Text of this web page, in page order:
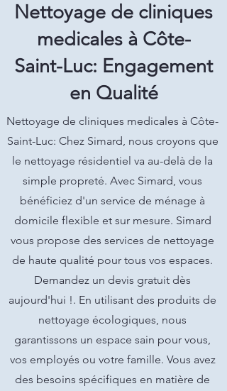
Nettoyage de cliniques
medicales à Côte-
Saint-Luc: Engagement
en Qualité
Nettoyage de cliniques medicales à Côte-
Saint-Luc: Chez Simard, nous croyons que
le nettoyage résidentiel va au-delà de la
simple propreté. Avec Simard, vous
bénéficiez d'un service de ménage à
domicile flexible et sur mesure. Simard
vous propose des services de nettoyage
de haute qualité pour tous vos espaces.
Demandez un devis gratuit dès
aujourd'hui !. En utilisant des produits de
nettoyage écologiques, nous
garantissons un espace sain pour vous,
vos employés ou votre famille. Vous avez
des besoins spécifiques en matière de